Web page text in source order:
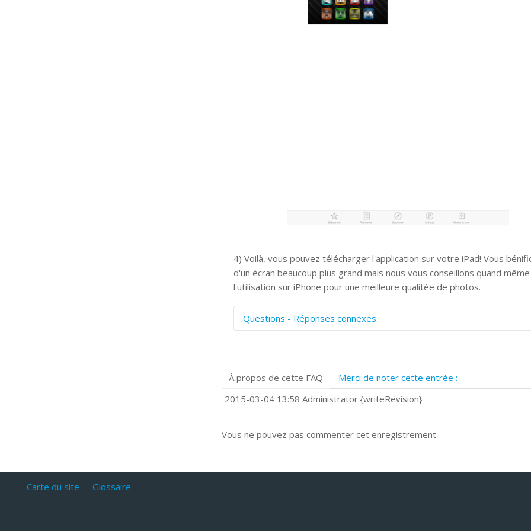
4) Voilà, vous pouvez télécharger l'application sur votre iPad! Vous
d'un écran beaucoup plus grand mais nous vous conseillons quand même
l'utilisation sur iPhone pour une meilleure qualitée de photos.
Questions - Réponses connexes
Quels navigateurs web sont supportés ?
Comment installer Google Chrome ?
À propos de cette FAQ
Merci de noter cette entrée :
2015-03-04 13:58 Administrator {writeRevision}
Vous ne pouvez pas commenter cet enregistrement
Carte du site Glossaire